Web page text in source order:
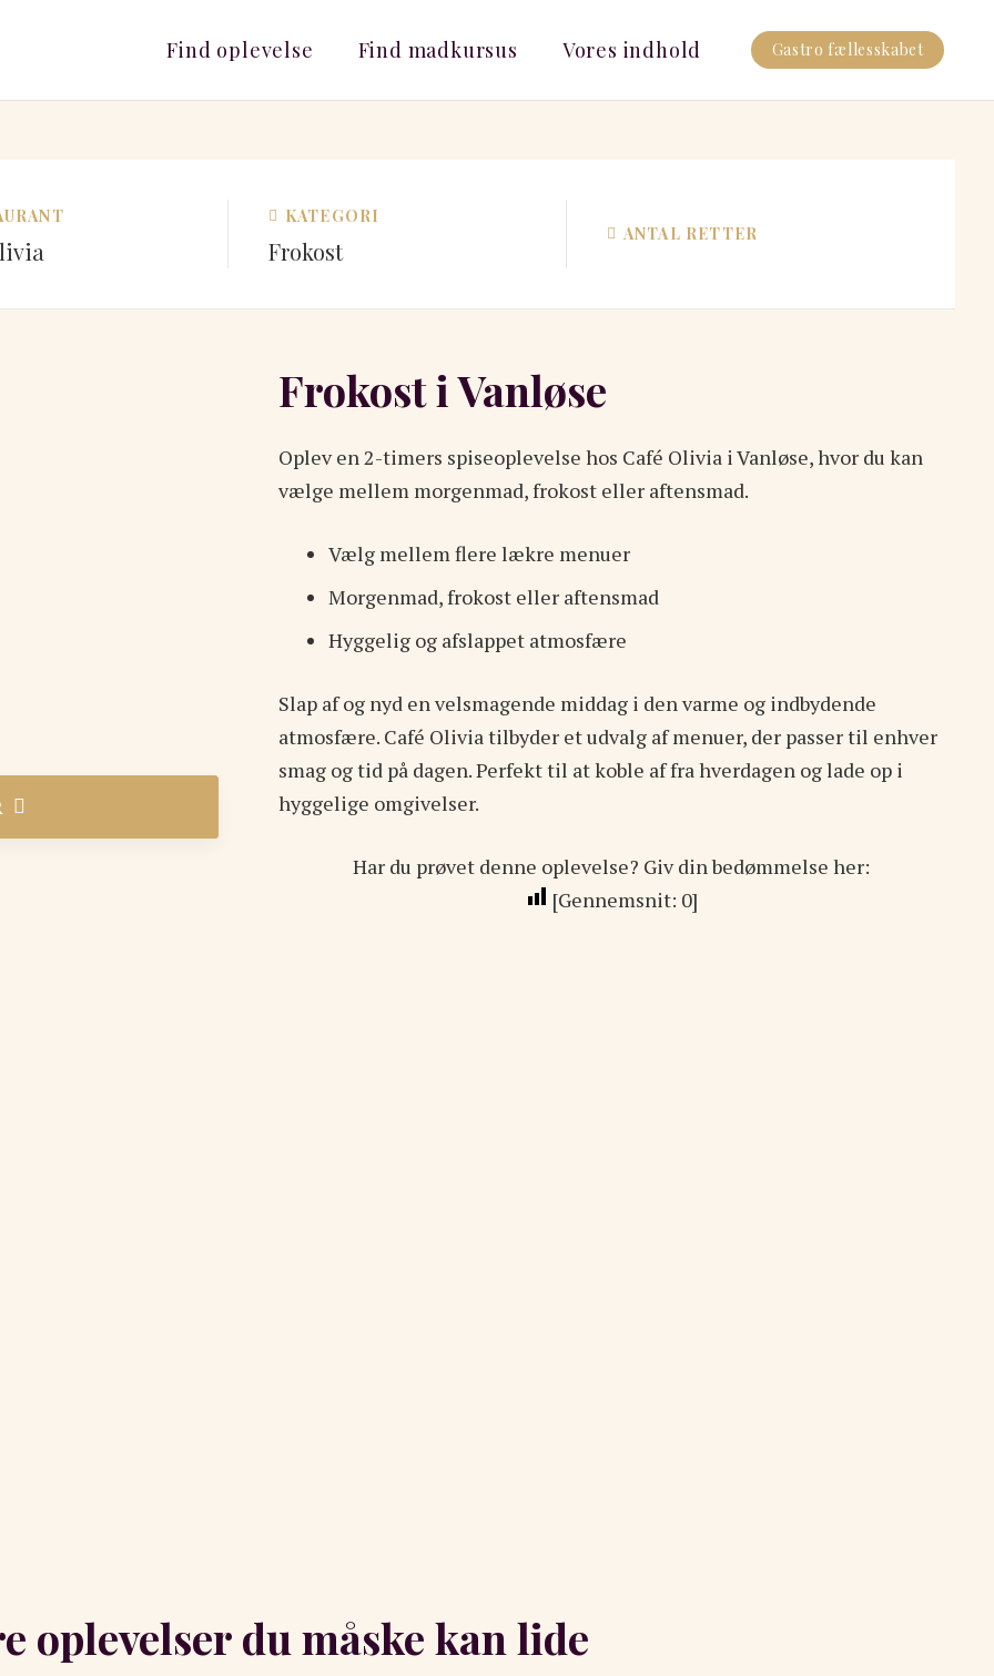
Find oplevelse Find madkursus Vores indhold Gastro fællesskabet
KATEGORI
Frokost
ANTAL RETTER
Frokost i Vanløse
Oplev en 2-timers spiseoplevelse hos Café Olivia i Vanløse, hvor du kan
vælge mellem morgenmad, frokost eller aftensmad.
Vælg mellem flere lækre menuer
Morgenmad, frokost eller aftensmad
Hyggelig og afslappet atmosfære
Slap af og nyd en velsmagende middag i den varme og indbydende
atmosfære. Café Olivia tilbyder et udvalg af menuer, der passer til enhver
smag og tid på dagen. Perfekt til at koble af fra hverdagen og lade op i
hyggelige omgivelser.
Har du prøvet denne oplevelse? Giv din bedømmelse her:
[Gennemsnit: 0]
oplevelser du måske kan lide